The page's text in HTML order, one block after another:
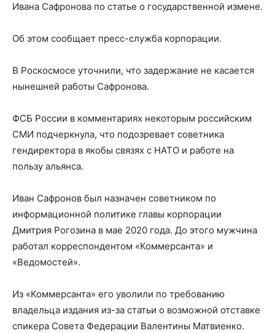
Ивана Сафронова по статье о государственной измене.
Об этом сообщает пресс-служба корпорации.
В Роскосмосе уточнили, что задержание не касается
нынешней работы Сафронова.
ФСБ России в комментариях некоторым российским
СМИ подчеркнула, что подозревает советника
гендиректора в якобы связях с НАТО и работе на
пользу альянса.
Иван Сафронов был назначен советником по
информационной политике главы корпорации
Дмитрия Рогозина в мае 2020 года. До этого мужчина
работал корреспондентом «Коммерсанта» и
«Ведомостей».
Из «Коммерсанта» его уволили по требованию
владельца издания из-за статьи о возможной отставке
спикера Совета Федерации Валентины Матвиенко.